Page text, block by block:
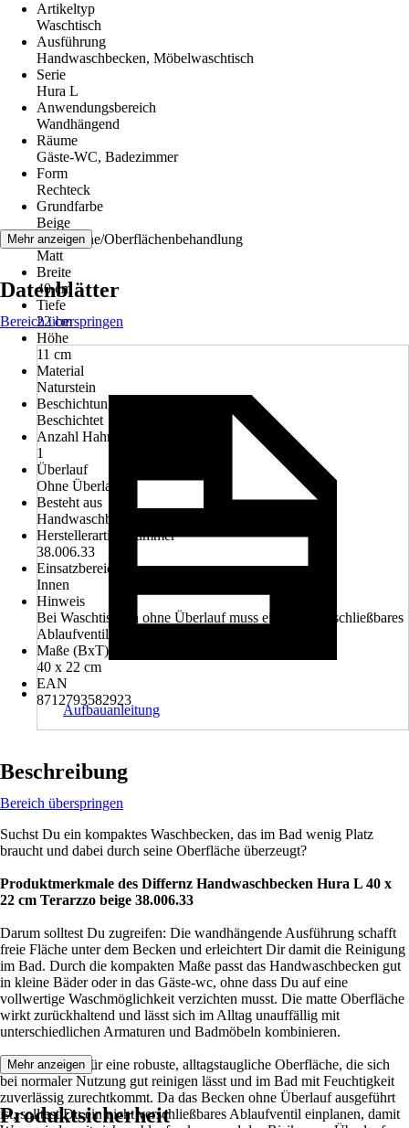
Artikeltyp
Waschtisch
Ausführung
Handwaschbecken, Möbelwaschtisch
Serie
Hura L
Anwendungsbereich
Wandhängend
Räume
Gäste-WC, Badezimmer
Form
Rechteck
Grundfarbe
Beige
Oberfläche/Oberflächenbehandlung
Matt
Breite
40 cm
Tiefe
22 cm
Höhe
11 cm
Material
Naturstein
Beschichtung
Beschichtet
Anzahl Hahnlöcher
1
Überlauf
Ohne Überlauf
Besteht aus
Handwaschbecken
Herstellerartikelnummer
38.006.33
Einsatzbereich
Innen
Hinweis
Bei Waschtischen ohne Überlauf muss ein nicht verschließbares
Ablaufventil verwendet werden
Maße (BxT)
40 x 22 cm
EAN
8712793582923
Mehr anzeigen
Datenblätter
Bereich überspringen
Aufbauanleitung
Beschreibung
Bereich überspringen
Suchst Du ein kompaktes Waschbecken, das im Bad wenig Platz
braucht und dabei durch seine Oberfläche überzeugt?
Produktmerkmale des Differnz Handwaschbecken Hura L 40 x
22 cm Terarzzo beige 38.006.33
Darum solltest Du zugreifen: Die wandhängende Ausführung schafft
freie Fläche unter dem Becken und erleichtert Dir damit die Reinigung
im Bad. Durch die kompakten Maße passt das Handwaschbecken gut
in kleine Bäder oder in das Gäste-wc, ohne dass Du auf eine
vollwertige Waschmöglichkeit verzichten musst. Die matte Oberfläche
wirkt zurückhaltend und lässt sich im Alltag unauffällig mit
unterschiedlichen Armaturen und Badmöbeln kombinieren.
Terrazzo sorgt für eine robuste, alltagstaugliche Oberfläche, die sich
bei normaler Nutzung gut reinigen lässt und im Bad mit Feuchtigkeit
zuverlässig zurechtkommt. Da das Becken ohne Überlauf ausgeführt
ist, solltest Du ein nicht verschließbares Ablaufventil einplanen, damit
Mehr anzeigen
Produktsicherheit